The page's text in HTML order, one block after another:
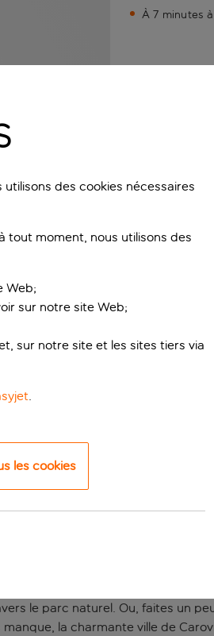
À 7 minutes
Aux portes de la ville de
ou sur la plage, à faire le
est à proximité : l’Oasis de
le parc naturel. Ou, faites un
la charmante ville de
des cookies nécessaires
tout moment, nous utilisons des
Web;
sur notre site Web;
sur notre site et les sites tiers via
.
les cookies